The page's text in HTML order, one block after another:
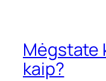
Mėgstate
kaip?